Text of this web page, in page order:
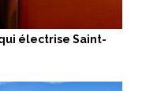
électrise Saint-